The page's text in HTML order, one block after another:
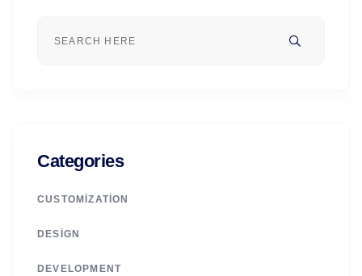
Categories
CUSTOMIZATION
DESIGN
DEVELOPMENT